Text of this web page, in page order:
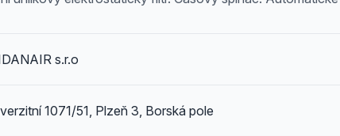
s.r.o
1071/51, Plzeň 3, Borská pole